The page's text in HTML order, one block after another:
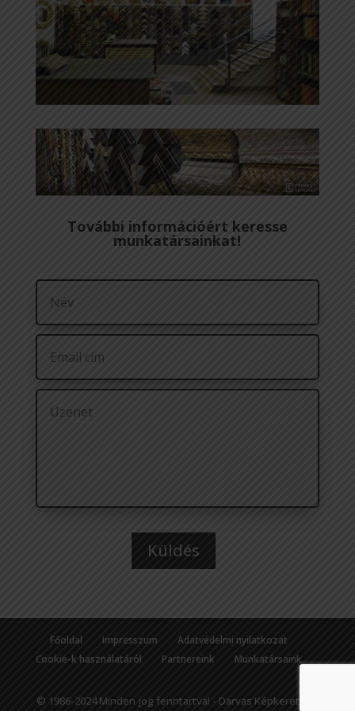
További információért keresse
munkatársainkat!
Küldés
Főoldal Impresszum
Adatvédelmi nyilatkozat
Cookie-k használatáról
Partnereink Munkatársaink
© 1986-2024 Minden jog fenntartva! - Darvas Képkeret Kft.